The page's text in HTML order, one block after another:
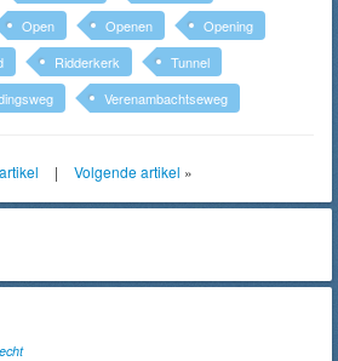
Open Openen
Opening
Ridderkerk
Tunnel
Verenambachtseweg
| Volgende artikel »